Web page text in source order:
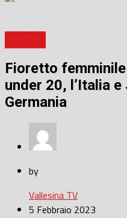
Fioretto
under 20, l’Italia
Germania
by
Vallesina TV
5 Febbraio 2023